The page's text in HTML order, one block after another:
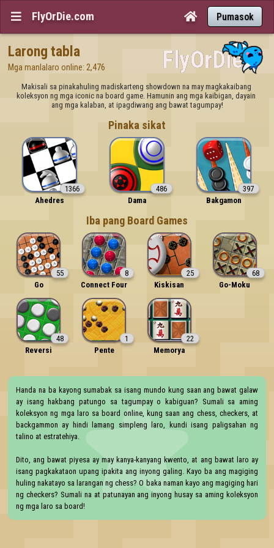
 FlyOrDie.com  Pumasok
Larong tabla
Mga manlalaro online: 2,476
Makisali sa pinakahuling madiskarteng showdown na may magkakaibang
koleksyon ng mga iconic na board game. Hamunin ang mga kaibigan, dayain
ang mga kalaban, at ipagdiwang ang bawat tagumpay!
Pinaka sikat
1366
Ahedres
486
Dama
397
Bakgamon
Iba pang Board Games
55
Go
8
Connect Four
25
Kiskisan
68
Go-Moku
48
Reversi
1
Pente
22
Memorya
Handa na ba kayong sumabak sa isang mundo kung saan ang bawat galaw
ay isang hakbang patungo sa tagumpay o kabiguan? Sumali sa aming
koleksyon ng mga laro sa board online, kung saan ang chess, checkers, at
backgammon ay hindi lamang simpleng laro, kundi isang paligsahan ng
talino at estratehiya.
Dito, ang bawat piyesa ay may kanya-kanyang kwento, at ang bawat laro ay
isang pagkakataon upang ipakita ang inyong galing. Kayo ba ang magiging
huling nakatayo sa larangan ng chess? O baka naman kayo ang magiging hari
ng checkers? Sumali na at patunayan ang inyong husay sa aming koleksyon
ng mga laro sa board!